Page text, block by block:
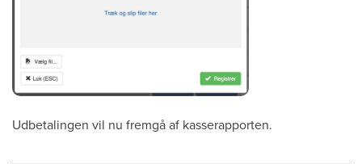
Udbetalingen vil nu fremgå af kasserapporten.